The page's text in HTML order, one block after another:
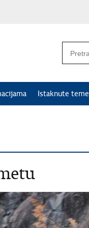
Istaknute teme